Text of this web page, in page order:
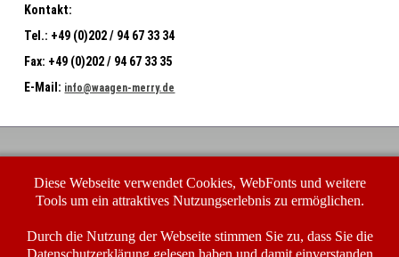
Kontakt:
Tel.: +49 (0)202 / 94 67 33 34
Fax: +49 (0)202 / 94 67 33 35
E-Mail: info@waagen-merry.de
Buchenhofener Str. 23-25
42329 Wuppertal
Service-Nummer:
Diese Webseite verwendet Cookies, WebFonts und weitere
Tools um ein attraktives Nutzungserlebnis zu ermöglichen.
Durch die Nutzung der Webseite stimmen Sie zu, dass Sie die
Datenschutzerklärunggelesen haben und damit einverstanden